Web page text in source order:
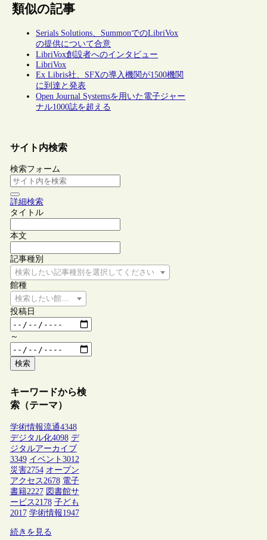
類似の記事
Serials Solutions、SummonでのLibriVox
の提供について合意
LibriVox創設者へのインタビュー
LibriVox
Ex Libris社、SFXの導入機関が1500機関
に到達と発表
Open Journal Systemsを用いた電子ジャー
ナル1000誌を超える
サイト内検索
検索フォーム
詳細検索
タイトル
本文
記事種別
検索したい記事種別を選択してください
館種
検索したい館種を選択してください
投稿日
～
検索
キーワードから検
索（テーマ）
学術情報流通4348
デジタル化4098 デ
ジタルアーカイブ
3349 イベント 3012
災害2754 オープン
アクセス 2678 電子
書籍2227 図書館サ
ービス 2178 子ども
2017 学術情報1947
続きを見る